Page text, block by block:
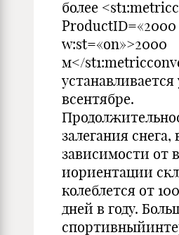
более
w:st=«on»>2000
м</
всентябре.
залегания снега,
зависимости от
иориентации
колеблется от
дней в году.